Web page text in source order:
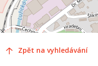
Zpět na vyhledávání